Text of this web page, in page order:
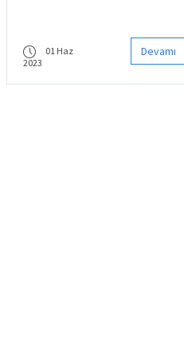
01 Haz
2023
Devamı